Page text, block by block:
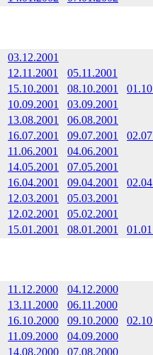
03.12.2001
12.11.2001
05.11.2001
15.10.2001 08.10.2001
10.09.2001
03.09.2001
13.08.2001
06.08.2001
16.07.2001 09.07.2001
11.06.2001
04.06.2001
14.05.2001
07.05.2001
16.04.2001 09.04.2001
12.03.2001
05.03.2001
12.02.2001
05.02.2001
15.01.2001 08.01.2001
11.12.2000
04.12.2000
13.11.2000
06.11.2000
16.10.2000 09.10.2000
11.09.2000
04.09.2000
14.08.2000
07.08.2000